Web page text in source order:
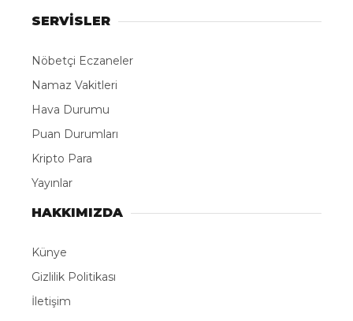
SERVİSLER
Nöbetçi Eczaneler
Namaz Vakitleri
Hava Durumu
Puan Durumları
Kripto Para
Yayınlar
HAKKIMIZDA
Künye
Gizlilik Politikası
İletişim